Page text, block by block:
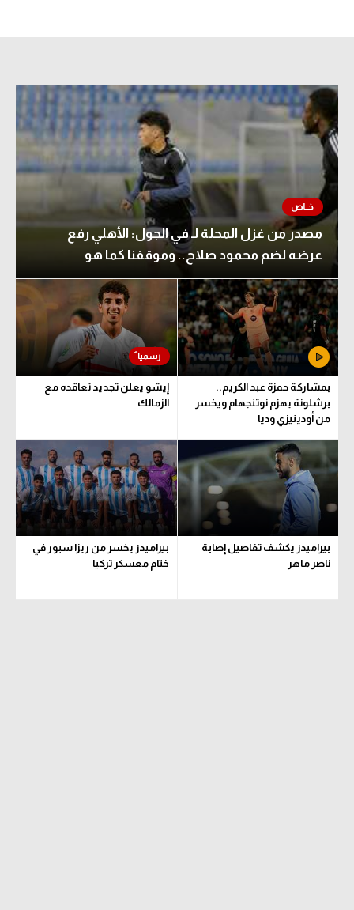
مصدر من غزل المحلة لـ في الجول: الأهلي رفع
عرضه لضم محمود صلاح.. وموقفنا كما هو
بمشاركة حمزة عبد الكريم..
برشلونة يهزم نوتنجهام ويخسر
من أودينيزي وديا
إيشو يعلن تجديد تعاقده مع
الزمالك
بيراميدز يكشف تفاصيل إصابة
ناصر ماهر
بيراميدز يخسر من ريزا سبور في
ختام معسكر تركيا